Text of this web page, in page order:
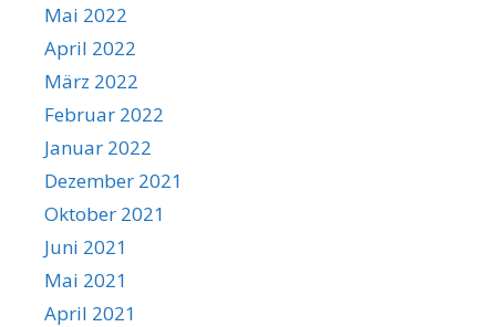
Mai 2022
April 2022
März 2022
Februar 2022
Januar 2022
Dezember 2021
Oktober 2021
Juni 2021
Mai 2021
April 2021